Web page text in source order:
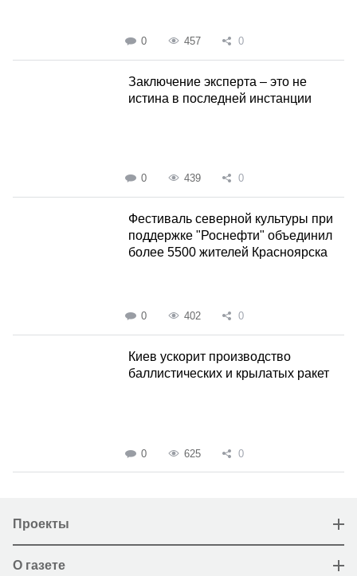
0 457 0
Заключение эксперта – это не
истина в последней инстанции
0 439 0
Фестиваль северной культуры при
поддержке "Роснефти" объединил
более 5500 жителей Красноярска
0 402 0
Киев ускорит производство
баллистических и крылатых ракет
0 625 0
Проекты
О газете